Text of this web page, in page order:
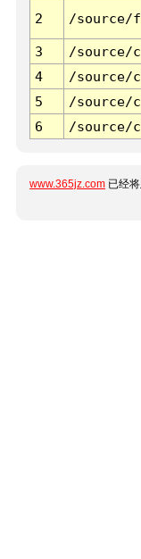
2 /source/
3 /source/
4
/source/
5
/source/
6
/source/
www.365jz.com 已经